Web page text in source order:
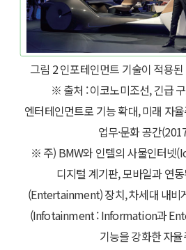
그림 2 인포테인먼트 기술이 적용
※ 출처 : 이코노미조선, 긴급
엔터테인먼트로 기능 확대, 미래 자
업무·문화 공간
※ 주) BMW와 인텔의 사물인터넷
디지털 계기판, 모바일과 연
(Entertainment) 장치, 차세대 내비
(Infotainment : Information과
기능을 강화한 자